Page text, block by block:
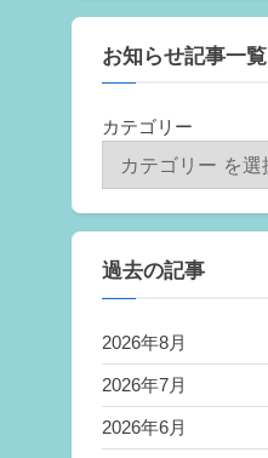
お知らせ記事一覧
カテゴリー
過去の記事
2026年8月
2026年7月
2026年6月